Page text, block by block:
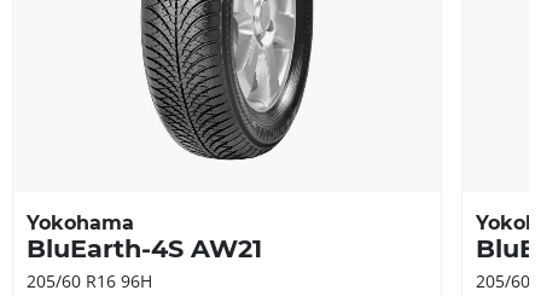
Yokohama
BluEarth-4S AW21
205/60 R16 96H 205/60